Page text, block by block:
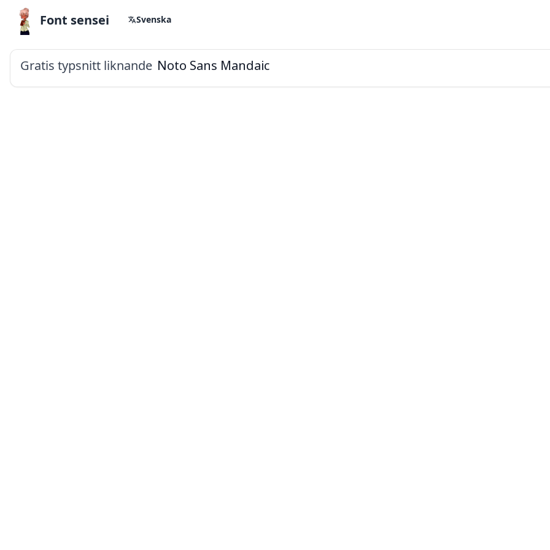
Font sensei Svenska
Gratis typsnitt liknande Noto Sans Mandaic